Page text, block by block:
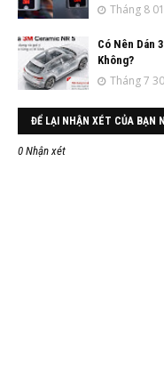
Tháng 8
Có Nên Dán
Không?
Tháng 7
ĐỂ LẠI NHẬN XÉT CỦA BẠN
0 Nhận xét